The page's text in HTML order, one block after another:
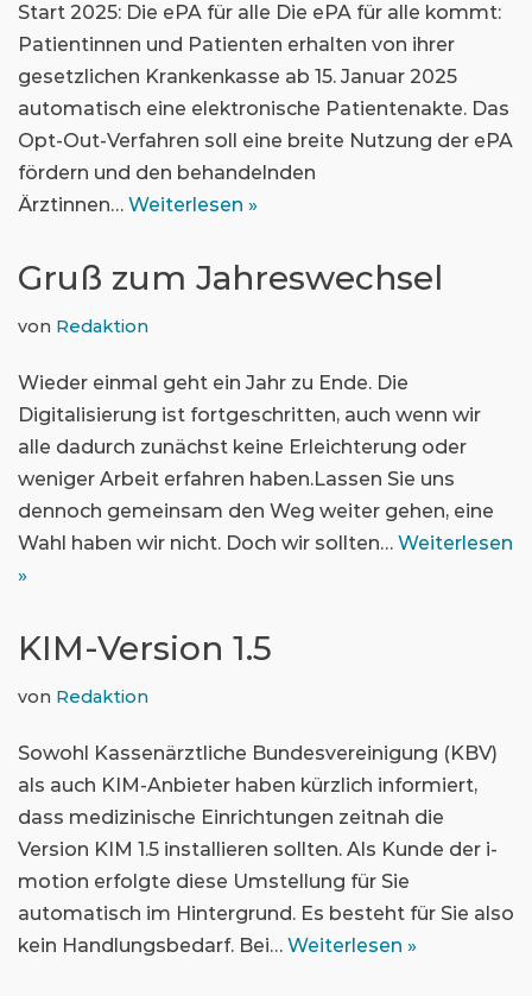
Start 2025: Die ePA für alle Die ePA für alle kommt:
Patientinnen und Patienten erhalten von ihrer
gesetzlichen Krankenkasse ab 15. Januar 2025
automatisch eine elektronische Patientenakte. Das
Opt-Out-Verfahren soll eine breite Nutzung der ePA
fördern und den behandelnden
Ärztinnen… Weiterlesen »
Gruß zum Jahreswechsel
von Redaktion
Wieder einmal geht ein Jahr zu Ende. Die
Digitalisierung ist fortgeschritten, auch wenn wir
alle dadurch zunächst keine Erleichterung oder
weniger Arbeit erfahren haben.Lassen Sie uns
dennoch gemeinsam den Weg weiter gehen, eine
Wahl haben wir nicht. Doch wir sollten… Weiterlesen
»
KIM-Version 1.5
von Redaktion
Sowohl Kassenärztliche Bundesvereinigung (KBV)
als auch KIM-Anbieter haben kürzlich informiert,
dass medizinische Einrichtungen zeitnah die
Version KIM 1.5 installieren sollten. Als Kunde der i-
motion erfolgte diese Umstellung für Sie
automatisch im Hintergrund. Es besteht für Sie also
kein Handlungsbedarf. Bei… Weiterlesen »